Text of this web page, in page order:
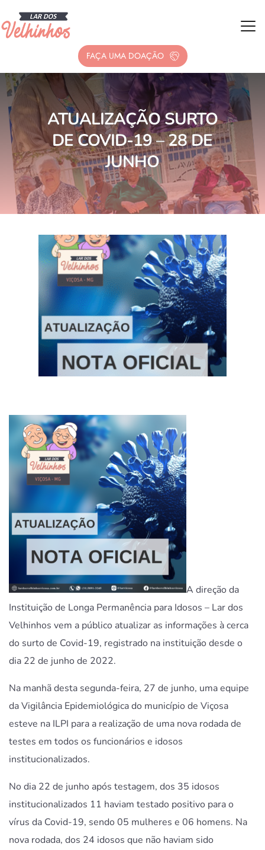
FAÇA UMA DOAÇÃO
ATUALIZAÇÃO SURTO
DE COVID-19 – 28 DE
JUNHO
A direção da
Instituição de Longa Permanência para Idosos – Lar dos
Velhinhos vem a público atualizar as informações à cerca
do surto de Covid-19, registrado na instituição desde o
dia 22 de junho de 2022.
Na manhã desta segunda-feira, 27 de junho, uma equipe
da Vigilância Epidemiológica do município de Viçosa
esteve na ILPI para a realização de uma nova rodada de
testes em todos os funcionários e idosos
institucionalizados.
No dia 22 de junho após testagem, dos 35 idosos
institucionalizados 11 haviam testado positivo para o
vírus da Covid-19, sendo 05 mulheres e 06 homens. Na
nova rodada, dos 24 idosos que não haviam sido